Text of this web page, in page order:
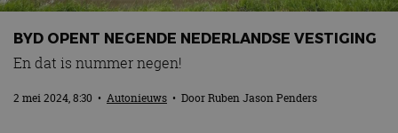
MotorRAI.nl
BYD OPENT NEGENDE NEDERLANDSE VESTIGING
En dat is nummer negen!
2 mei 2024, 8:30 • Autonieuws • DoorRuben Jason Penders